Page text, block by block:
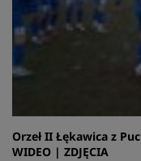
Orzeł II Łękawica z
WIDEO | ZDJĘCIA